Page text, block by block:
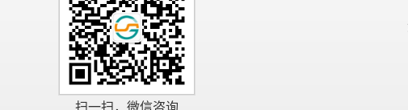
扫一扫，微信咨询